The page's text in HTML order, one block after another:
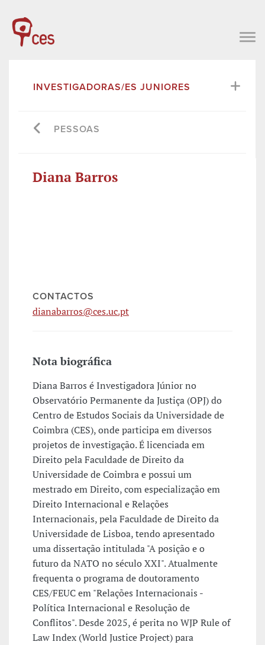
INVESTIGADORAS/ES JUNIORES
PESSOAS
Diana Barros
CONTACTOS
dianabarros@ces.uc.pt
Nota biográfica
Diana Barros é Investigadora Júnior no
Observatório Permanente da Justiça (OPJ) do
Centro de Estudos Sociais da Universidade de
Coimbra (CES), onde participa em diversos
projetos de investigação. É licenciada em
Direito pela Faculdade de Direito da
Universidade de Coimbra e possui um
mestrado em Direito, com especialização em
Direito Internacional e Relações
Internacionais, pela Faculdade de Direito da
Universidade de Lisboa, tendo apresentado
uma dissertação intitulada "A posição e o
futuro da NATO no século XXI". Atualmente
frequenta o programa de doutoramento
CES/FEUC em "Relações Internacionais -
Política Internacional e Resolução de
Conflitos". Desde 2025, é perita no WJP Rule of
Law Index (World Justice Project) para